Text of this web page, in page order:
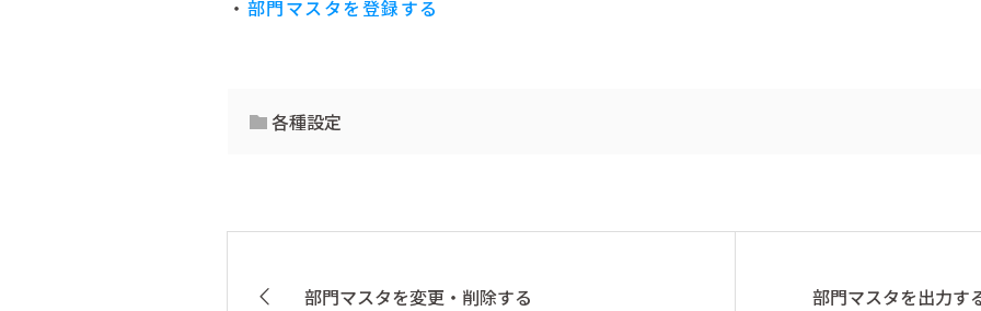
・ 部門マスタを登録する
各種設定
部門マスタを変更・削除する 部門マスタを出力す